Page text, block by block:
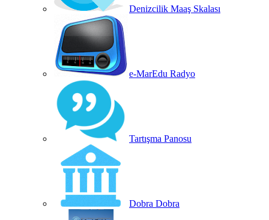
Denizcilik Maaş Skalası
e-MarEdu Radyo
Tartışma Panosu
Dobra Dobra